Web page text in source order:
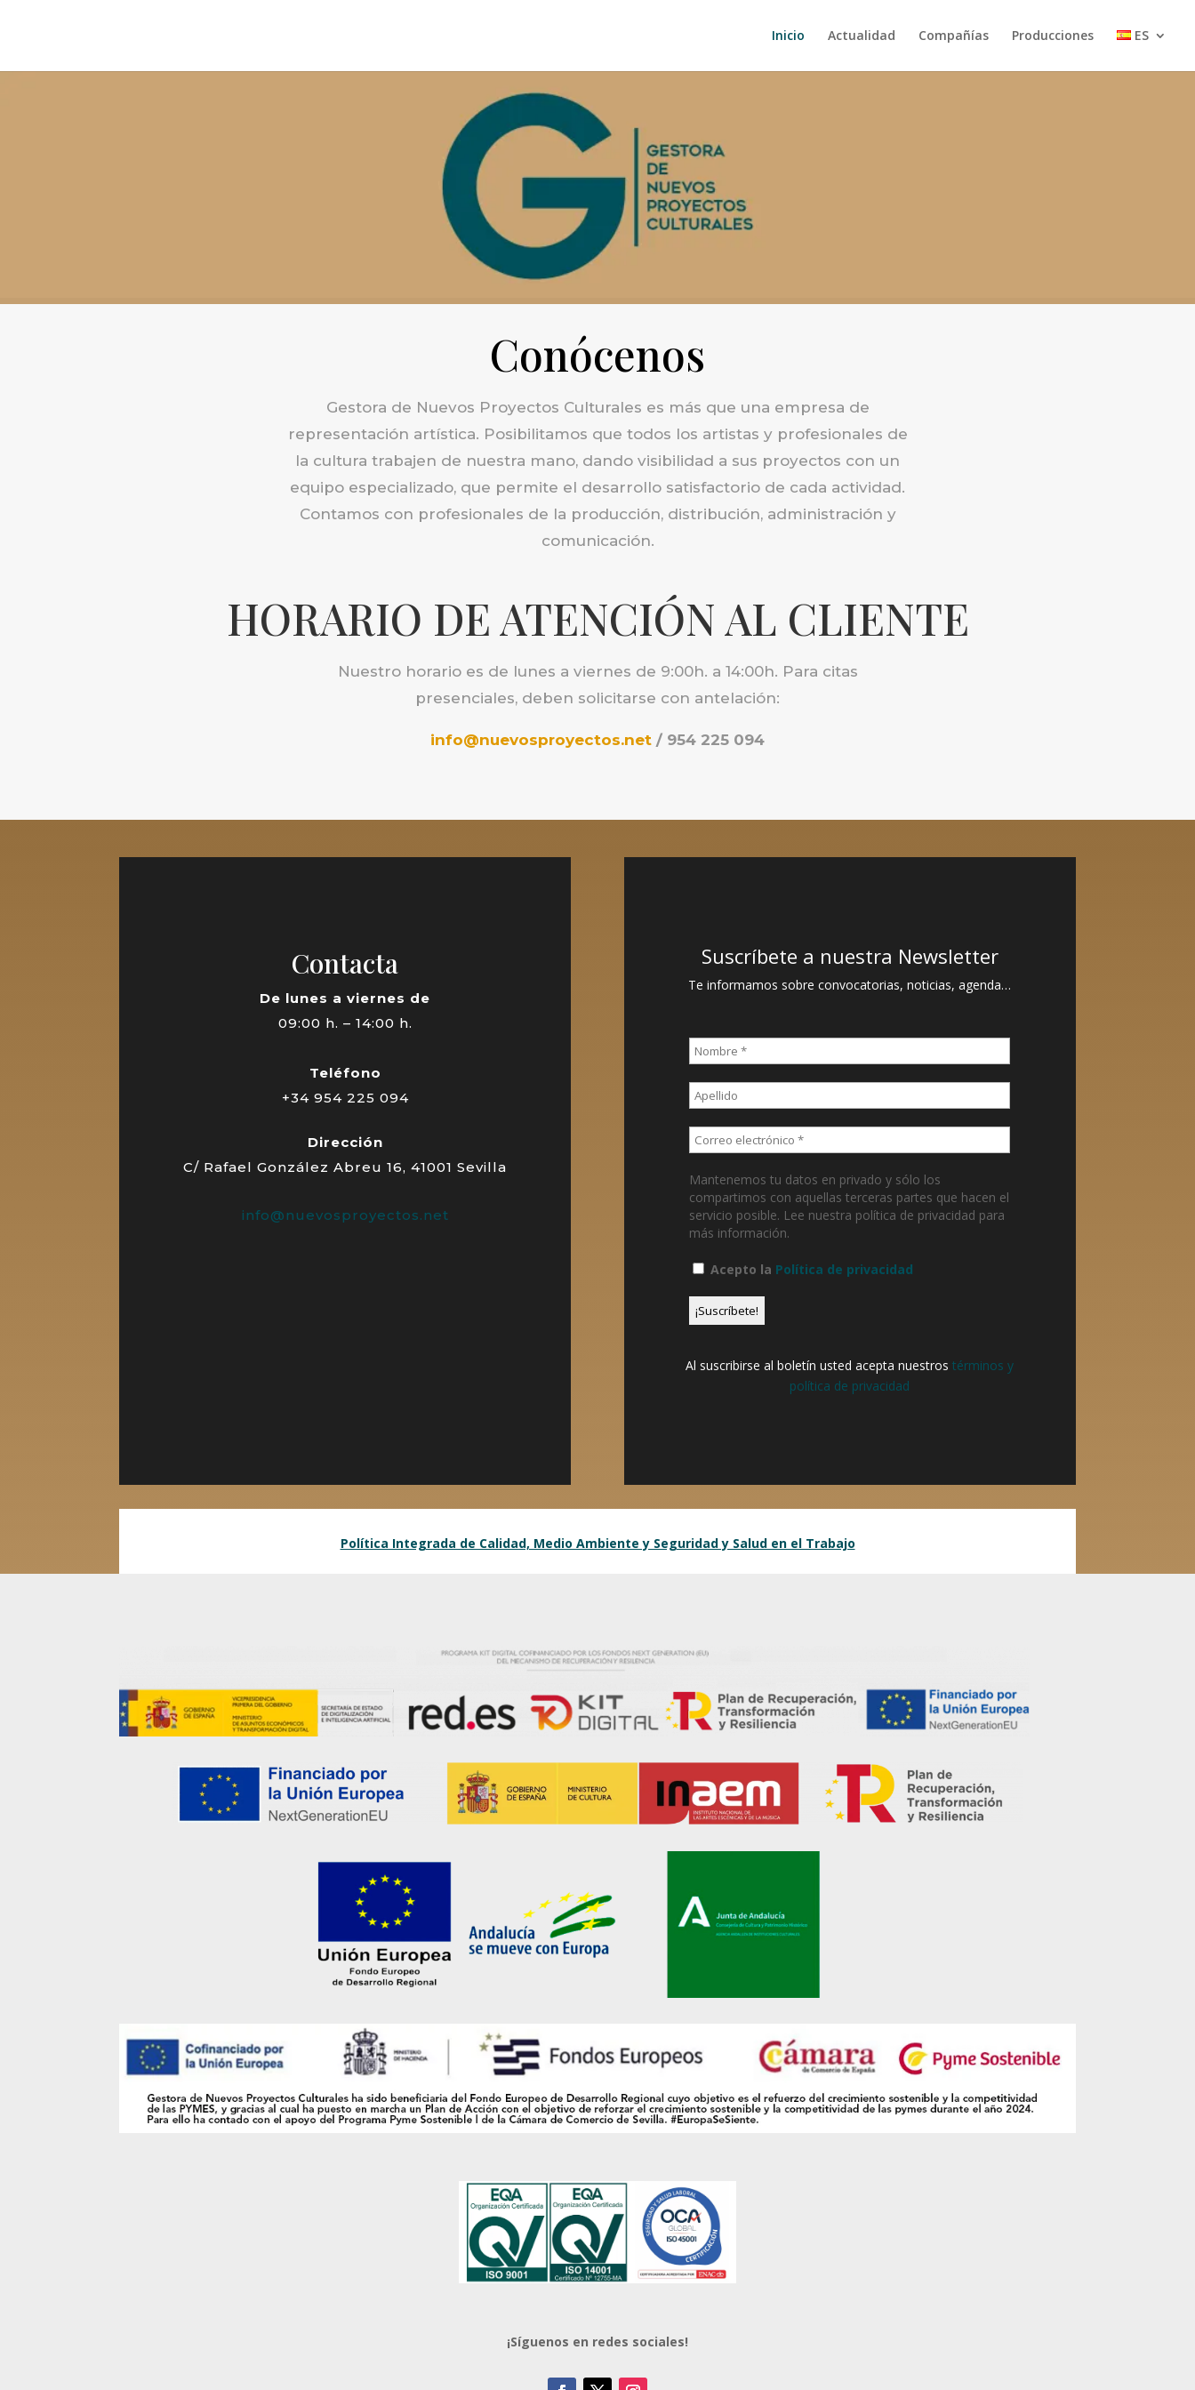
Inicio Actualidad Compañías Producciones ES
Conócenos
Gestora de Nuevos Proyectos Culturales es más que una empresa de
representación artística. Posibilitamos que todos los artistas y profesionales de
la cultura trabajen de nuestra mano, dando visibilidad a sus proyectos con un
equipo especializado, que permite el desarrollo satisfactorio de cada actividad.
Contamos con profesionales de la producción, distribución, administración y
comunicación.
HORARIO DE ATENCIÓN AL CLIENTE
Nuestro horario es de lunes a viernes de 9:00h. a 14:00h. Para citas
presenciales, deben solicitarse con antelación:
info@nuevosproyectos.net / 954 225 094
Contacta
De lunes a viernes de
09:00 h. – 14:00 h.
Teléfono
+34 954 225 094
Dirección
C/ Rafael González Abreu 16,41001 Sevilla
info@nuevosproyectos.net
Suscríbete a nuestra Newsletter
Te informamos sobre convocatorias, noticias, agenda…
Mantenemos tu datos en privado y sólo los
compartimos con aquellas terceras partes que hacen el
servicio posible. Lee nuestra política de privacidad para
más información.
Acepto la Política de privacidad
Al suscribirse al boletín usted acepta nuestrostérminos y
política de privacidad
Política Integrada de Calidad, Medio Ambiente y Seguridad y Salud en el Trabajo
¡Síguenos en redes sociales!